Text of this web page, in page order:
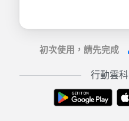
初次使用，請先完成
行動雲科